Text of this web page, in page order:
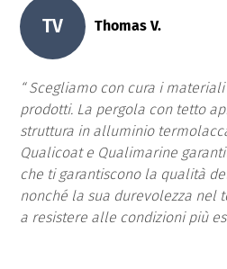
TV Thomas V.
Scegliamo con cura i
prodotti. La pergola con tetto
struttura in alluminio
Qualicoat e Qualimarine
che ti garantiscono la qualità
nonché la sua durevolezza nel
a resistere alle condizioni più